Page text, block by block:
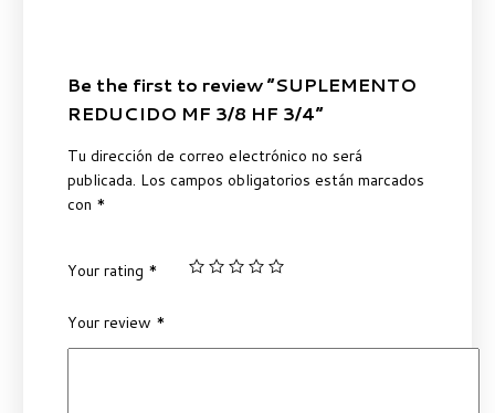
Be the first to review “SUPLEMENTO
REDUCIDO MF 3/8 HF 3/4”
Tu dirección de correo electrónico no será
publicada. Los campos obligatorios están marcados
con *
Your rating *
Your review *